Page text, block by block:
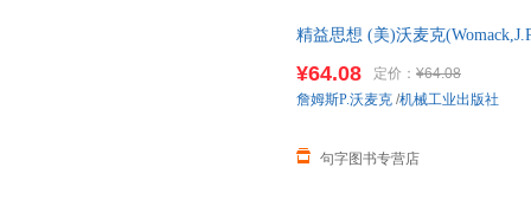
精益思想 (美)沃麦克
¥64.08 定价： ¥64.08
句字图书专营店
詹姆斯P.沃麦克 /机械工业出版社